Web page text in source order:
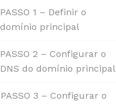
PASSO 1 – Definir o
domínio principal
PASSO 2 – Configurar o
DNS do domínio principal
PASSO 3 – Configurar o